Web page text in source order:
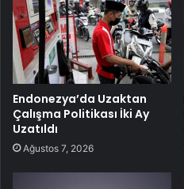
Endonezya’da Uzaktan
Çalışma Politikası İki Ay
Uzatıldı
Ağustos 7, 2026